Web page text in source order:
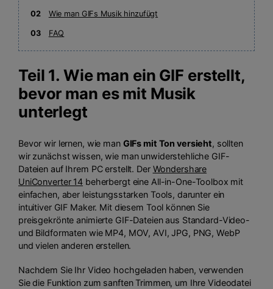
02 Wie man GIFs Musik hinzufügt
03 FAQ
Teil 1. Wie man ein GIF erstellt,
bevor man es mit Musik
unterlegt
Bevor wir lernen, wie man GIFs mit Ton versieht, sollten
wir zunächst wissen, wie man unwiderstehliche GIF-
Dateien auf Ihrem PC erstellt. Der Wondershare
UniConverter 14 beherbergt eine All-in-One-Toolbox mit
einfachen, aber leistungsstarken Tools, darunter ein
intuitiver GIF Maker. Mit diesem Tool können Sie
preisgekrönte animierte GIF-Dateien aus Standard-Video-
und Bildformaten wie MP4, MOV, AVI, JPG, PNG, WebP
und vielen anderen erstellen.
Nachdem Sie Ihr Video hochgeladen haben, verwenden
Sie die Funktion zum sanften Trimmen, um Ihre Videodatei